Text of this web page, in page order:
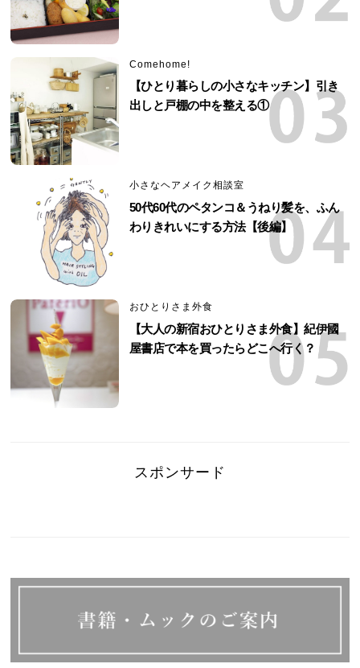
Comehome!
【ひとり暮らしの小さなキッチン】引き
出しと戸棚の中を整える①
小さなヘアメイク相談室
50代60代のペタンコ＆うねり髪を、ふん
わりきれいにする方法【後編】
おひとりさま外食
【大人の新宿おひとりさま外食】紀伊國
屋書店で本を買ったらどこへ行く？
スポンサード